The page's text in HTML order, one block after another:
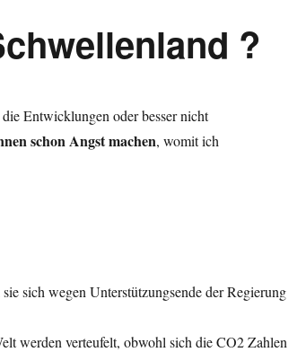
?
Entwicklungen oder besser nicht
schon Angst machen, womit ich
sich wegen Unterstützungsende der Regierung
werden verteufelt, obwohl sich die CO2 Zahlen